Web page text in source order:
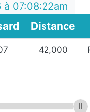
07:08:22am
Distance
42,000